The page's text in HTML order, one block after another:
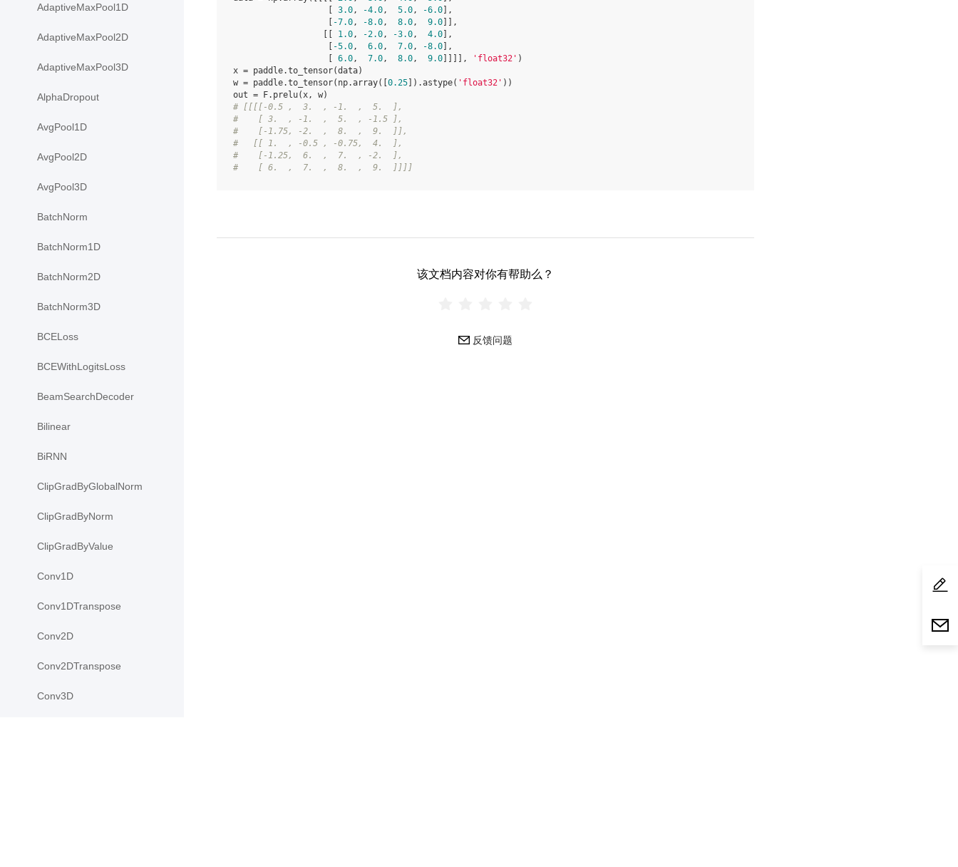
AdaptiveMaxPool1D
AdaptiveMaxPool2D
AdaptiveMaxPool3D
AlphaDropout
AvgPool1D
AvgPool2D
AvgPool3D
BatchNorm
BatchNorm1D
BatchNorm2D
BatchNorm3D
BCELoss
BCEWithLogitsLoss
BeamSearchDecoder
Bilinear
BiRNN
ClipGradByGlobalNorm
ClipGradByNorm
ClipGradByValue
Conv1D
Conv1DTranspose
Conv2D
Conv2DTranspose
Conv3D
3.0, -4.0, 5.0, -6.0 ],
-7.0, -8.0, 8.0, 9.0 ]],
1.0, -2.0, -3.0, 4.0 ],
-5.0, 6.0, 7.0, -8.0 ],
6.0, 7.0, 8.0, 9.0 ]]]], 'float32' )
x = paddle.to_tensor(data)
w = paddle.to_tensor( np.array([ 0.25 ]) .astype( 'float32' ))
out = F. prelu(x, w)
# [[[[-0.5 ,  3.  , -1.  ,  5.  ],
#    [ 3.  , -1.  ,  5.  , -1.5 ],
#    [-1.75, -2.  ,  8.  ,  9.  ]],
#   [[ 1.  , -0.5 , -0.75,  4.  ],
#    [-1.25,  6.  ,  7.  , -2.  ],
#    [ 6.  ,  7.  ,  8.  ,  9.  ]]]]
该文档内容对你有帮助么？
反馈问题